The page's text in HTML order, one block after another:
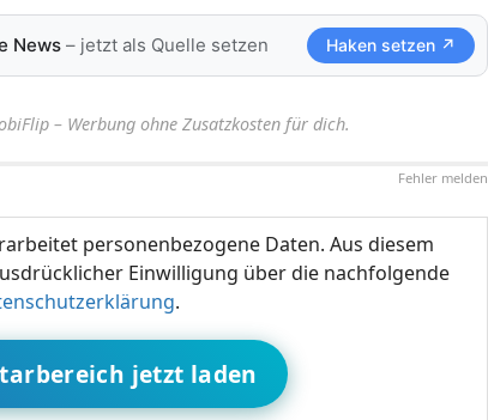
News– jetzt als Quelle setzen Haken setzen ↗
– Werbung ohne Zusatzkosten für dich.
Fehler melden
personenbezogene Daten. Aus diesem
Einwilligung über die nachfolgende
.
jetzt laden